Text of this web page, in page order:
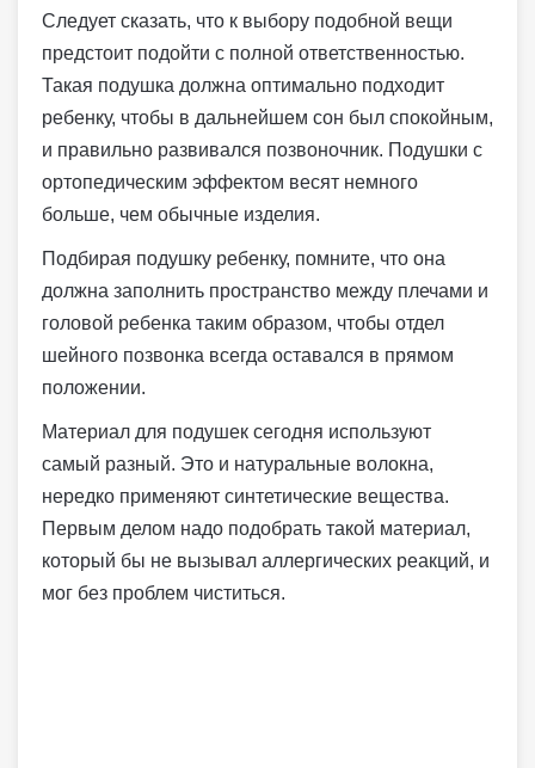
Следует сказать, что к выбору подобной вещи
предстоит подойти с полной ответственностью.
Такая подушка должна оптимально подходит
ребенку, чтобы в дальнейшем сон был спокойным,
и правильно развивался позвоночник. Подушки с
ортопедическим эффектом весят немного
больше, чем обычные изделия.
Подбирая подушку ребенку, помните, что она
должна заполнить пространство между плечами и
головой ребенка таким образом, чтобы отдел
шейного позвонка всегда оставался в прямом
положении.
Материал для подушек сегодня используют
самый разный. Это и натуральные волокна,
нередко применяют синтетические вещества.
Первым делом надо подобрать такой материал,
который бы не вызывал аллергических реакций, и
мог без проблем чиститься.